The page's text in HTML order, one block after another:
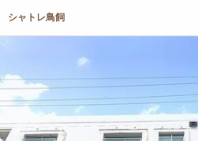
シャトレ鳥飼